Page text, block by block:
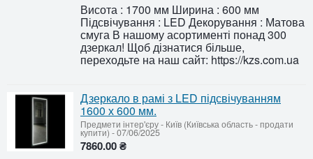
Висота : 1700 мм Ширина : 600 мм
Підсвічування : LED Декорування : Матова
смуга В нашому асортименті понад 300
дзеркал! Щоб дізнатися більше,
переходьте на наш сайт: https://kzs.com.ua
Дзеркало в рамі з LED підсвічуванням
1600 х 600 мм.
Предмети інтер'єру- Київ (Київська область - продати
купити) -07/06/2025
7860.00 ₴